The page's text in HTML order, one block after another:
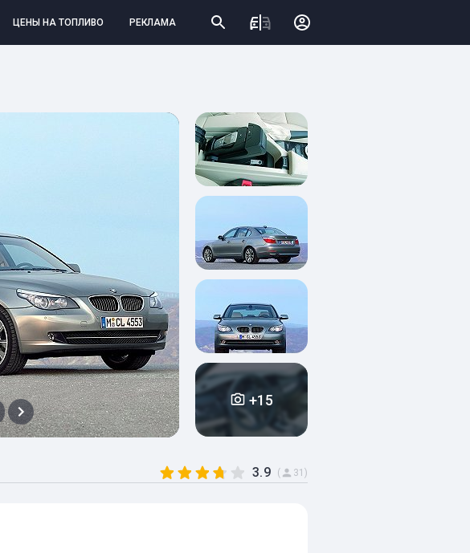
ЦЕНЫ НА ТОПЛИВО РЕКЛАМА
+15
3.9 ( 31)